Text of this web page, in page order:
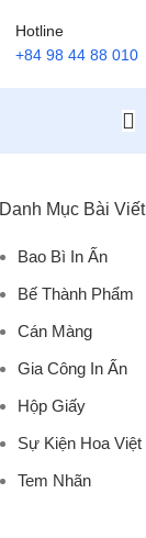
Hotline
+84 98 44 88 010
Danh Mục Bài Viết
Bao Bì In Ấn
Bế Thành Phẩm
Cán Màng
Gia Công In Ấn
Hộp Giấy
Sự Kiện Hoa Việt
Tem Nhãn